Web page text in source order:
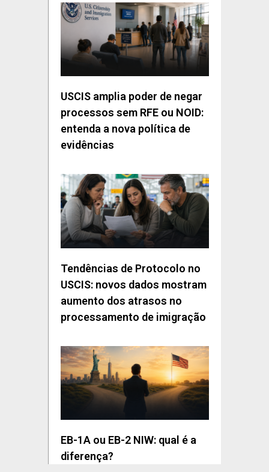
USCIS amplia poder de negar
processos sem RFE ou NOID:
entenda a nova política de
evidências
Tendências de Protocolo no
USCIS: novos dados mostram
aumento dos atrasos no
processamento de imigração
EB-1A ou EB-2 NIW: qual é a
diferença?